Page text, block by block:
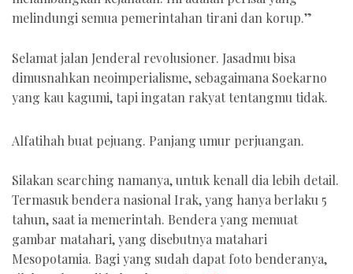
melindungi semua pemerintahan tirani dan korup.”
Selamat jalan Jenderal revolusioner. Jasadmu bisa
dimusnahkan neoimperialisme, sebagaimana Soekarno
yang kau kagumi, tapi ingatan rakyat tentangmu tidak.
Alfatihah buat pejuang. Panjang umur perjuangan.
Silakan searching namanya, untuk kenall dia lebih detail.
Termasuk bendera nasional Irak, yang hanya berlaku 5
tahun, saat ia memerintah. Bendera yang memuat
gambar matahari, yang disebutnya matahari
Mesopotamia. Bagi yang sudah dapat foto benderanya,